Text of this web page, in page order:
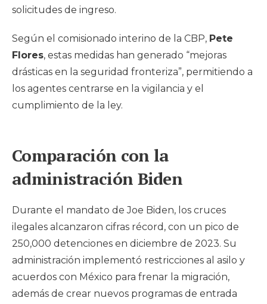
solicitudes de ingreso.
Según el comisionado interino de la CBP, Pete
Flores, estas medidas han generado “mejoras
drásticas en la seguridad fronteriza”, permitiendo a
los agentes centrarse en la vigilancia y el
cumplimiento de la ley.
Comparación con la
administración Biden
Durante el mandato de Joe Biden, los cruces
ilegales alcanzaron cifras récord, con un pico de
250,000 detenciones en diciembre de 2023. Su
administración implementó restricciones al asilo y
acuerdos con México para frenar la migración,
además de crear nuevos programas de entrada